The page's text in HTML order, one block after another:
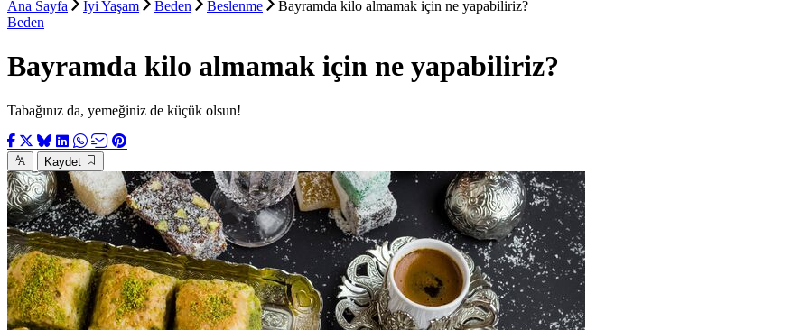
Ana Sayfa İyi Yaşam Beden Beslenme
Bayramda kilo almamak için ne yapabiliriz?
Beden
Bayramda kilo almamak için ne yapabiliriz?
Tabağınız da, yemeğiniz de küçük olsun!
Kaydet